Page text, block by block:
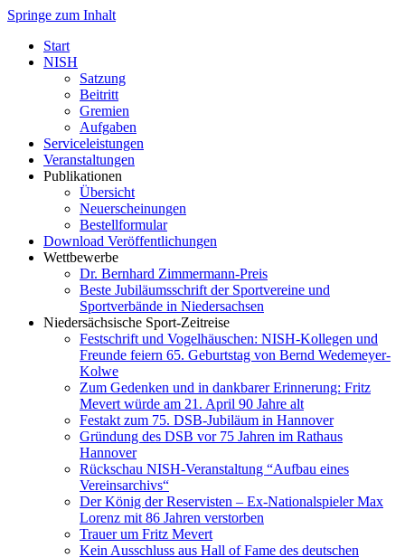
Springe zum Inhalt
Start
NISH
Satzung
Beitritt
Gremien
Aufgaben
Serviceleistungen
Veranstaltungen
Publikationen
Übersicht
Neuerscheinungen
Bestellformular
Download Veröffentlichungen
Wettbewerbe
Dr. Bernhard Zimmermann-Preis
Beste Jubiläumsschrift der Sportvereine und
Sportverbände in Niedersachsen
Niedersächsische Sport-Zeitreise
Festschrift und Vogelhäuschen: NISH-Kollegen und
Freunde feiern 65. Geburtstag von Bernd Wedemeyer-
Kolwe
Zum Gedenken und in dankbarer Erinnerung: Fritz
Mevert würde am 21. April 90 Jahre alt
Festakt zum 75. DSB-Jubiläum in Hannover
Gründung des DSB vor 75 Jahren im Rathaus
Hannover
Rückschau NISH-Veranstaltung “Aufbau eines
Vereinsarchivs“
Der König der Reservisten – Ex-Nationalspieler Max
Lorenz mit 86 Jahren verstorben
Trauer um Fritz Mevert
Kein Ausschluss aus Hall of Fame des deutschen